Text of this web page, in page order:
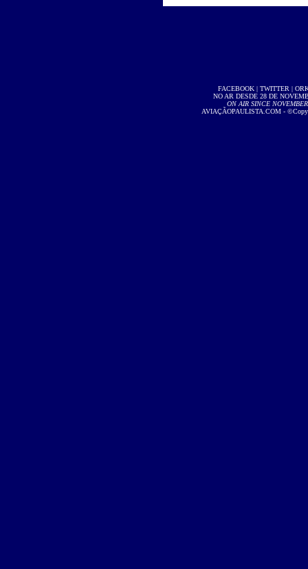
FACEBOOK| TWITTER |
NO AR DESDE 28 DE
ON AIR SINCE
AVIAÇÃOPAULISTA.COM -